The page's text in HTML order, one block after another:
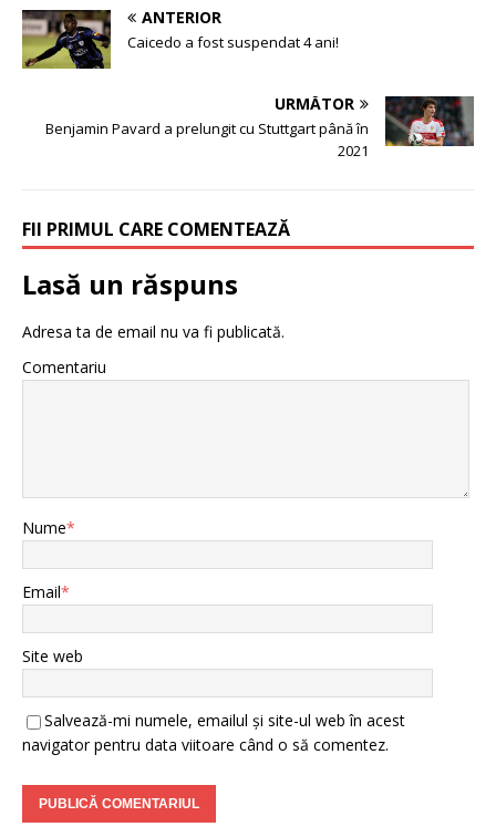
ANTERIOR
Caicedo a fost suspendat 4 ani!
URMĂTOR
Benjamin Pavard a prelungit cu Stuttgart până în
2021
FII PRIMUL CARE COMENTEAZĂ
Lasă un răspuns
Adresa ta de email nu va fi publicată.
Comentariu
Nume*
Email*
Site web
Salvează-mi numele, emailul și site-ul web în acest
navigator pentru data viitoare când o să comentez.